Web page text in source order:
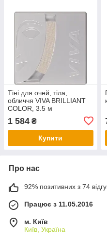
Тіні для очей, тіла,
обличчя VIVA BRILLIANT
COLOR, 3.5 м
1 584 ₴
Купити
Про нас
92% позитивних з 74
Працює з 11.05.2016
м. Київ
Київ, Україна